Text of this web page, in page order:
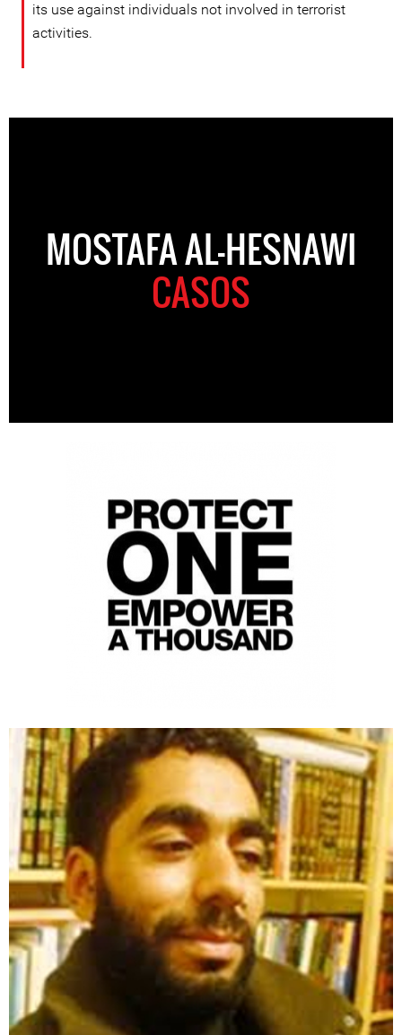
its use against individuals not involved in terrorist
activities.
MOSTAFA AL-HESNAWI
CASOS